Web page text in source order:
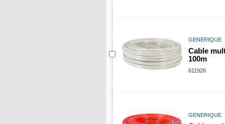
GENERIQUE
Cable
100m
611926
GENERIQUE